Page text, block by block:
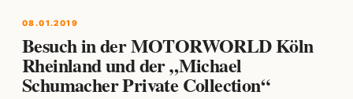
08.01.2019
Besuch in der MOTORWORLD Köln
Rheinland und der „Michael
Schumacher Private Collection“